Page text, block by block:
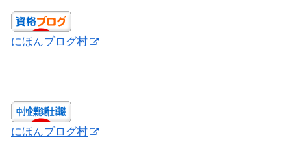
にほんブログ村
にほんブログ村